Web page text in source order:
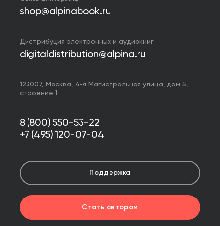
shop@alpinabook.ru
Дистрибуция электронных и аудиокниг
digitaldistribution@alpina.ru
123007, Москва, 4-я Магистральная улица, дом 5,
строение 1
8 (800) 550-53-22
+7 (495) 120-07-04
Поддержка
Стать автором